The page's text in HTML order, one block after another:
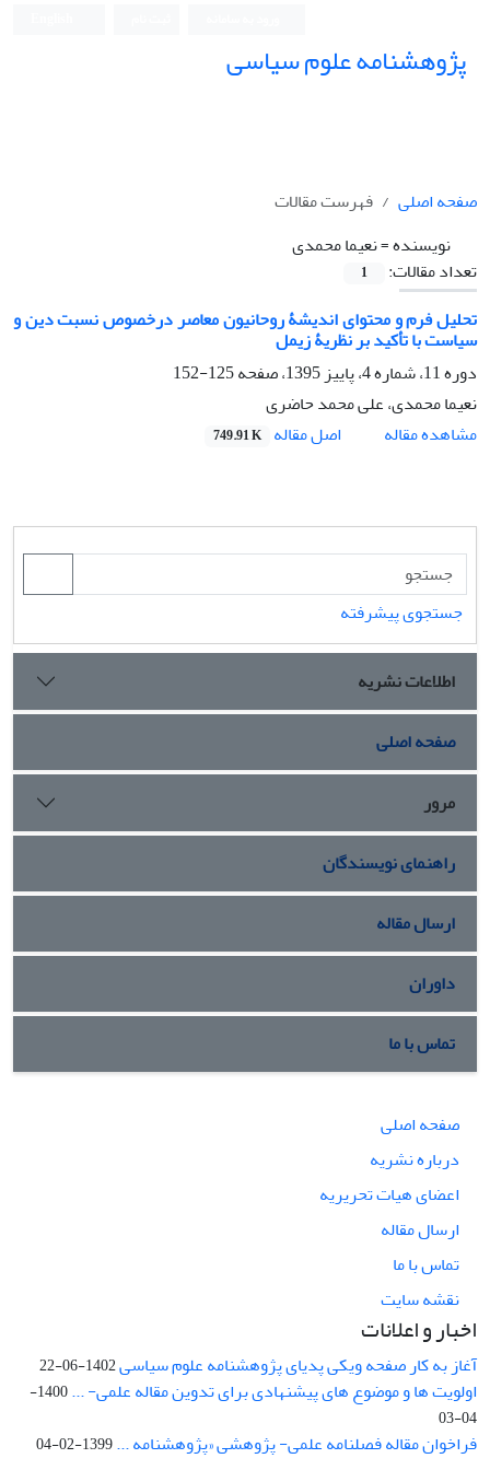
پژوهشنامه علوم سیاسی
صفحه اصلی
فهرست مقالات
نویسنده =نعیما محمدی
تعداد مقالات:
1
تحلیل فرم و محتوای اندیشۀ روحانیون معاصر درخصوص نسبت دین و
سیاست با تأکید بر نظریۀ زیمل
دوره 11، شماره 4، پاییز 1395، صفحه
125-152
نعیما محمدی، علی محمد حاضری
مشاهده مقاله
اصل مقاله 749.91 K
جستجوی پیشرفته
اطلاعات نشریه
صفحه اصلی
مرور
راهنمای نویسندگان
ارسال مقاله
داوران
تماس با ما
صفحه اصلی
درباره نشریه
اعضای هیات تحریریه
ارسال مقاله
تماس با ما
نقشه سایت
اخبار و اعلانات
آغاز به کار صفحه ویکی پدیای پژوهشنامه علوم سیاسی1402-06-22
اولویت ها و موضوع های پیشنهادی برای تدوین مقاله علمی- ...
1400-
04-03
فراخوان مقاله فصلنامه علمی- پژوهشی «پژوهشنامه ...1399-02-04